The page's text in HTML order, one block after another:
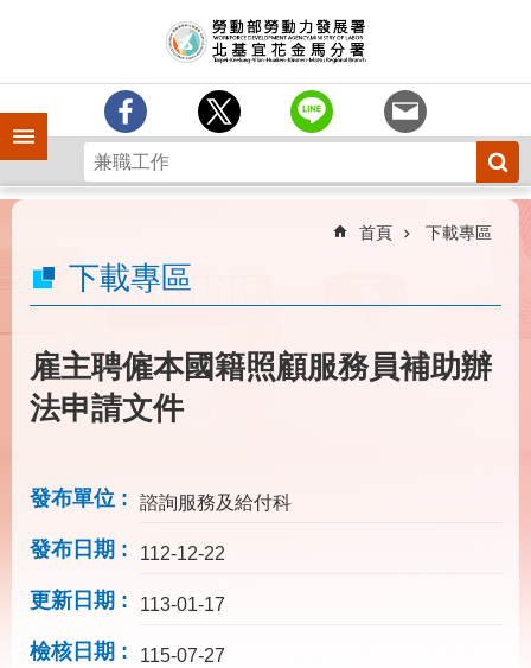
手機側欄
中
分
簡
業
務
為
民
下
載
專
他
首頁 下載專區
下載專區
雇主聘僱本國籍照顧服務員補助辦
法申請文件
發布單位 諮詢服務及給付科
發布日期 112-12-22
更新日期 113-01-17
檢核日期 115-07-27